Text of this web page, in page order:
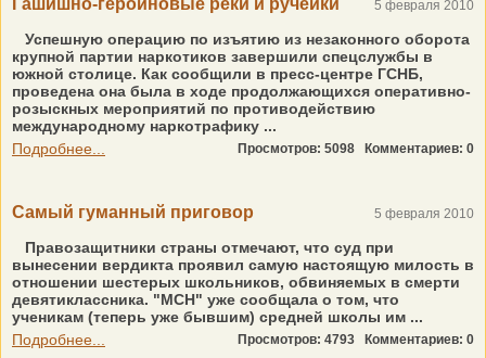
Гашишно-героиновые реки и ручейки 5 февраля 2010
Успешную операцию по изъятию из незаконного оборота
крупной партии наркотиков завершили спецслужбы в
южной столице. Как сообщили в пресс-центре ГСНБ,
проведена она была в ходе продолжающихся оперативно-
розыскных мероприятий по противодействию
международному наркотрафику ...
Подробнее...
Просмотров: 5098 Комментариев: 0
Самый гуманный приговор 5 февраля 2010
Правозащитники страны отмечают, что суд при
вынесении вердикта проявил самую настоящую милость в
отношении шестерых школьников, обвиняемых в смерти
девятиклассника. "МСН" уже сообщала о том, что
ученикам (теперь уже бывшим) средней школы им ...
Подробнее...
Просмотров: 4793 Комментариев: 0